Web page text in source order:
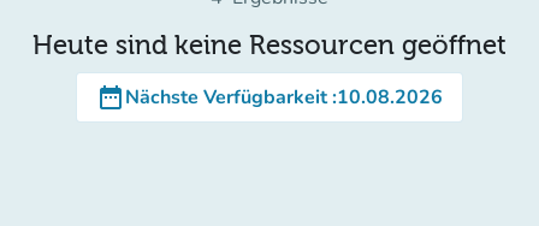
Heute sind keine Ressourcen geöffnet
date_rangeNächste Verfügbarkeit:10.08.2026